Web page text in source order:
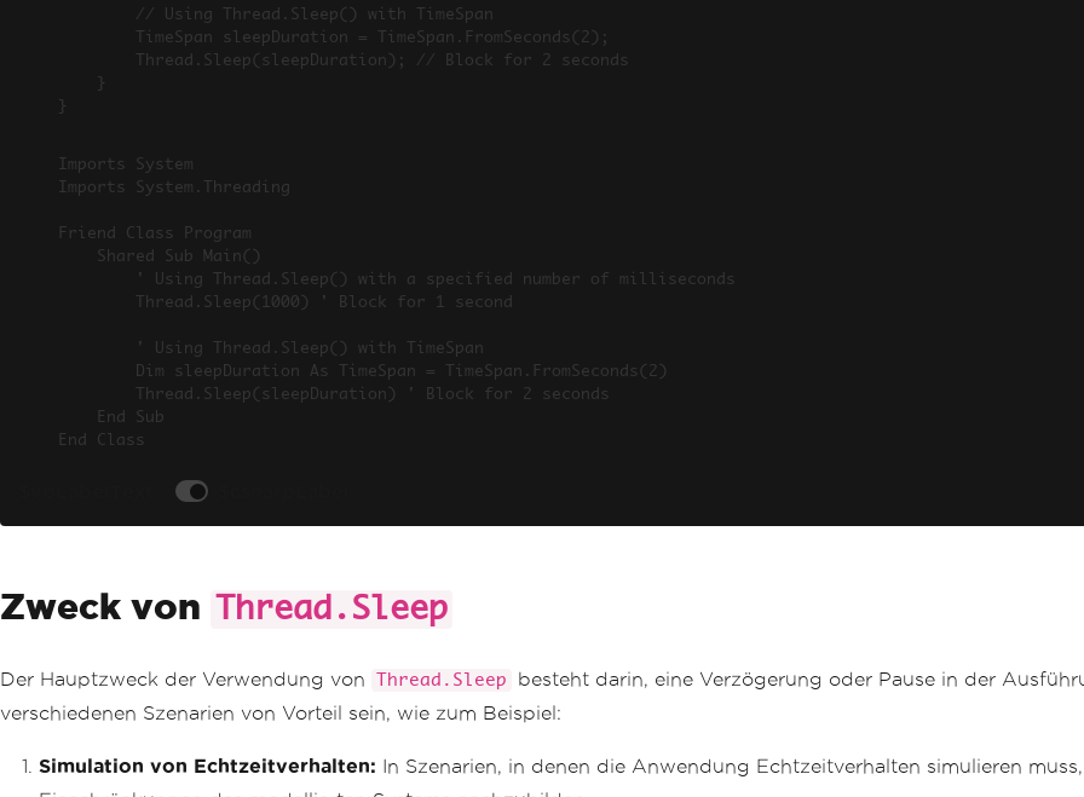
}
Imports System
Imports System.Threading
Friend Class Program
End Class
Zweck von Thread.Sleep
Der Hauptzweck der Verwendung von Thread.Sleep
besteht darin, eine Verzögerung oder Pause in der
verschiedenen Szenarien von Vorteil sein, wie zum Beispiel:
Simulation von Echtzeitverhalten: In Szenarien, in denen die Anwendung Echtzeitverhalten simulieren